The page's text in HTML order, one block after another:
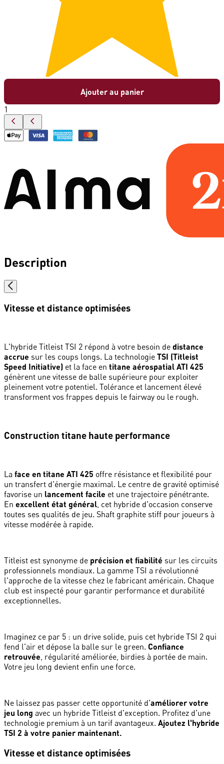
Ajouter au panier
1
Description
Vitesse et distance optimisées
L'hybride Titleist TSI 2 répond à votre besoin de distance
accrue sur les coups longs. La technologie TSI (Titleist
Speed Initiative) et la face en titane aérospatial ATI 425
génèrent une vitesse de balle supérieure pour exploiter
pleinement votre potentiel. Tolérance et lancement élevé
transforment vos frappes depuis le fairway ou le rough.
Construction titane haute performance
La face en titane ATI 425 offre résistance et flexibilité pour
un transfert d'énergie maximal. Le centre de gravité optimisé
favorise un lancement facile et une trajectoire pénétrante.
En excellent état général , cet hybride d'occasion conserve
toutes ses qualités de jeu. Shaft graphite stiff pour joueurs à
vitesse modérée à rapide.
Titleist est synonyme de précision et fiabilité sur les circuits
professionnels mondiaux. La gamme TSI a révolutionné
l'approche de la vitesse chez le fabricant américain. Chaque
club est inspecté pour garantir performance et durabilité
exceptionnelles.
Imaginez ce par 5 : un drive solide, puis cet hybride TSI 2 qui
fend l'air et dépose la balle sur le green. Confiance
retrouvée , régularité améliorée, birdies à portée de main.
Votre jeu long devient enfin une force.
Ne laissez pas passer cette opportunité d'améliorer votre
jeu long avec un hybride Titleist d'exception. Profitez d'une
technologie premium à un tarif avantageux. Ajoutez l'hybride
TSI 2 à votre panier maintenant.
Vitesse et distance optimisées